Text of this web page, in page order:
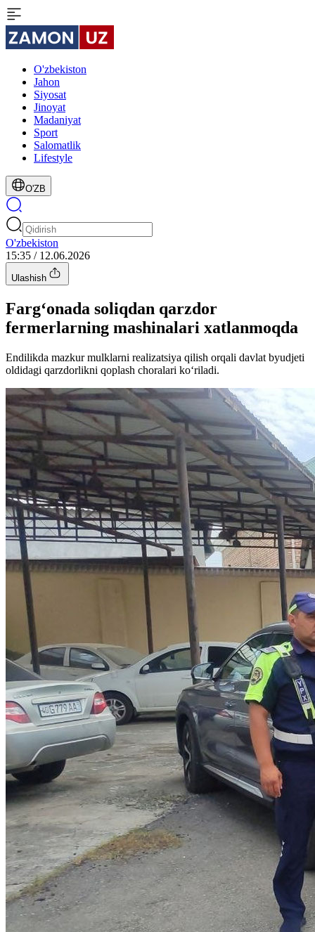
O'zbekiston
Jahon
Siyosat
Jinoyat
Madaniyat
Sport
Salomatlik
Lifestyle
O'ZB
O'zbekiston
15:35 / 12.06.2026
Ulashish
Farg‘onada soliqdan qarzdor
fermerlarning mashinalari xatlanmoqda
Endilikda mazkur mulklarni realizatsiya qilish orqali davlat byudjeti
oldidagi qarzdorlikni qoplash choralari ko‘riladi.